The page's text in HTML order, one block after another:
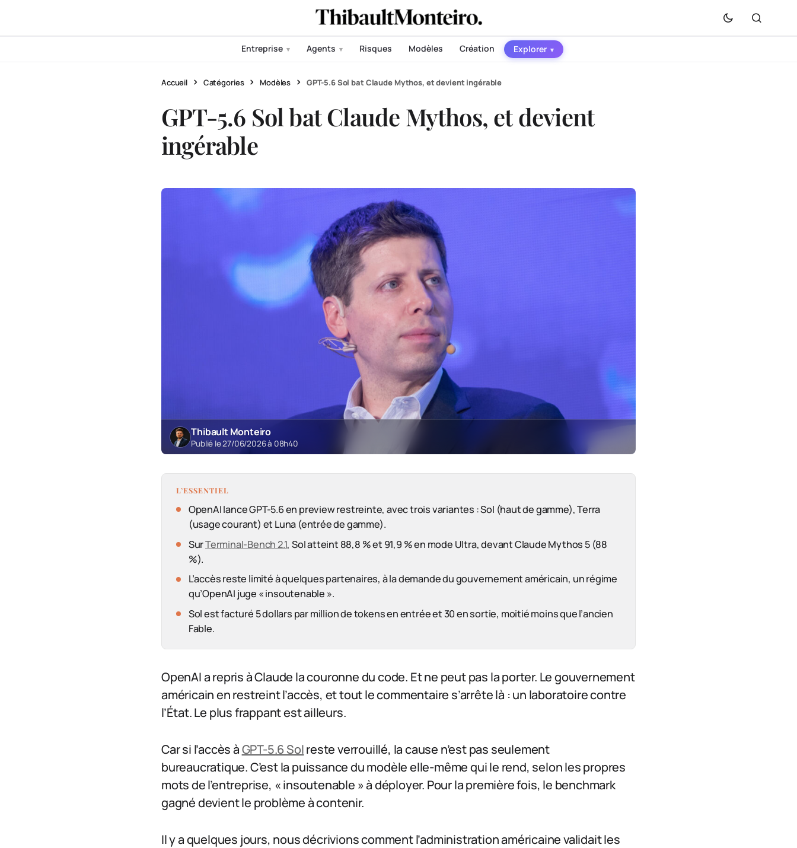
Entreprise ▾ Agents ▾ Risques Modèles Création Explorer ▾
Accueil Catégories Modèles GPT-5.6 Sol bat Claude Mythos, et devient ingérable
GPT-5.6 Sol bat Claude Mythos, et devient
ingérable
Thibault Monteiro
Publié le 27/06/2026 à 08h40
L’ESSENTIEL
OpenAI lance GPT-5.6 en preview restreinte, avec trois variantes : Sol (haut de gamme), Terra
(usage courant) et Luna (entrée de gamme).
SurTerminal-Bench 2.1, Sol atteint 88,8 % et 91,9 % en mode Ultra, devant Claude Mythos 5 (88
%).
L’accès reste limité à quelques partenaires, à la demande du gouvernement américain, un régime
qu’OpenAI juge « insoutenable ».
Sol est facturé 5 dollars par million de tokens en entrée et 30 en sortie, moitié moins que l’ancien
Fable.
OpenAI a repris à Claude la couronne du code. Et ne peut pas la porter. Le gouvernement
américain en restreint l’accès, et tout le commentaire s’arrête là : un laboratoire contre
l’État. Le plus frappant est ailleurs.
Car si l’accès àGPT-5.6 Solreste verrouillé, la cause n’est pas seulement
bureaucratique. C’est la puissance du modèle elle-même qui le rend, selon les propres
mots de l’entreprise, « insoutenable » à déployer. Pour la première fois, le benchmark
gagné devient le problème à contenir.
Il y a quelques jours, nous décrivions comment l’administration américaine validait les